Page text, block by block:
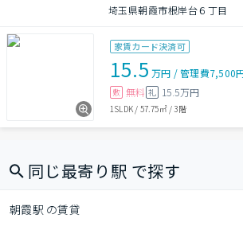
埼玉県朝霞市根岸台６丁目
家賃カード決済可
15.5 万円 /管理費7,500
敷 無料 礼 15.5万円
1SLDK / 57.75㎡/3階
同じ最寄り駅 で探す
朝霞駅 の賃貸